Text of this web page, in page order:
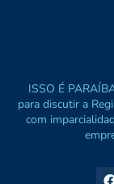
ISSO É
para discutir a
com